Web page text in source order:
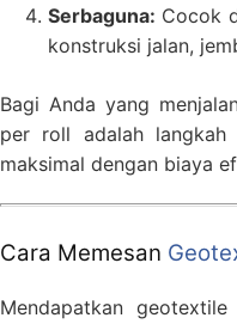
Serbaguna: Cocok
konstruksi jalan,
Bagi Anda yang
per roll adalah langkah
maksimal dengan biaya
Cara Memesan
Mendapatkan